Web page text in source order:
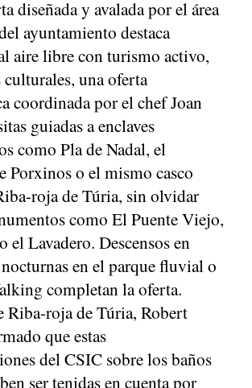
diseñada y avalada por el área
ayuntamiento destaca
aire libre con turismo activo,
culturales, una oferta
coordinada por el chef Joan
guiadas a enclaves
como Pla de Nadal, el
Porxinos o el mismo casco
roja de Túria, sin olvidar
como El Puente Viejo,
el Lavadero. Descensos en
en el parque fluvial o
completan la oferta.
Riba-roja de Túria, Robert
que estas
del CSIC sobre los baños
ser tenidas en cuenta por